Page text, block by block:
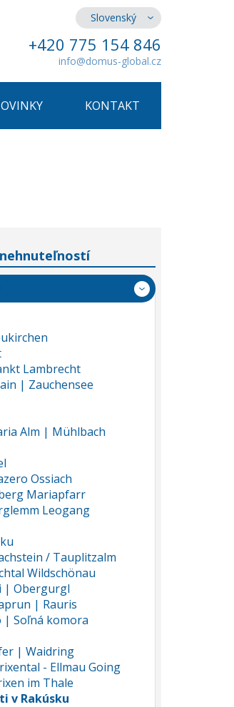
Slovenský
+420 775 154 846
info@domus-global.cz
KONTAKT
Lambrecht
| Zauchensee
Alm | Mühlbach
Ossiach
Mariapfarr
Leogang
/ Tauplitzalm
Wildschönau
| Obergurgl
| Rauris
| Soľná komora
| Waidring
- Ellmau Going
im Thale
v Rakúsku